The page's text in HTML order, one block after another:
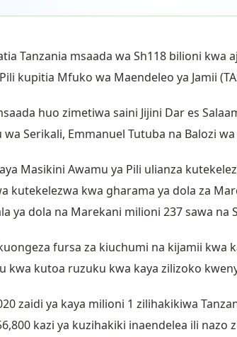
Tanzania msaada wa Sh118 bilioni
kupitia Mfuko wa Maendeleo ya Jamii
huo zimetiwa saini Jijini Dar es
Serikali, Emmanuel Tutuba na Balozi
Masikini Awamu ya Pili ulianza
kutekelezwa kwa gharama ya dola za
ya dola na Marekani milioni 237 sawa na
fursa za kiuchumi na kijamii kwa
kwa kutoa ruzuku kwa kaya zilizoko
zaidi ya kaya milioni 1 zilihakikiwa
kazi ya kuzihakiki inaendelea ili